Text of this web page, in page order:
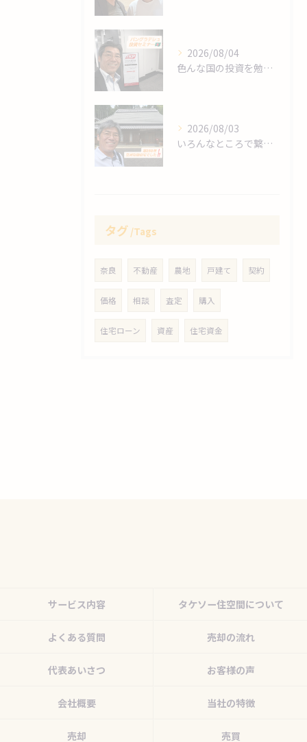
2026/08/04
色んな国の投資を勉強します❗
2026/08/03
いろんなところで繋がりますね～❗
タグ Tags
奈良 不動産 農地 戸建て 契約
価格 相談 査定 購入
住宅ローン 資産 住宅資金
サービス内容 タケソー住空間について
よくある質問 売却の流れ
代表あいさつ お客様の声
会社概要 当社の特徴
売却 売買